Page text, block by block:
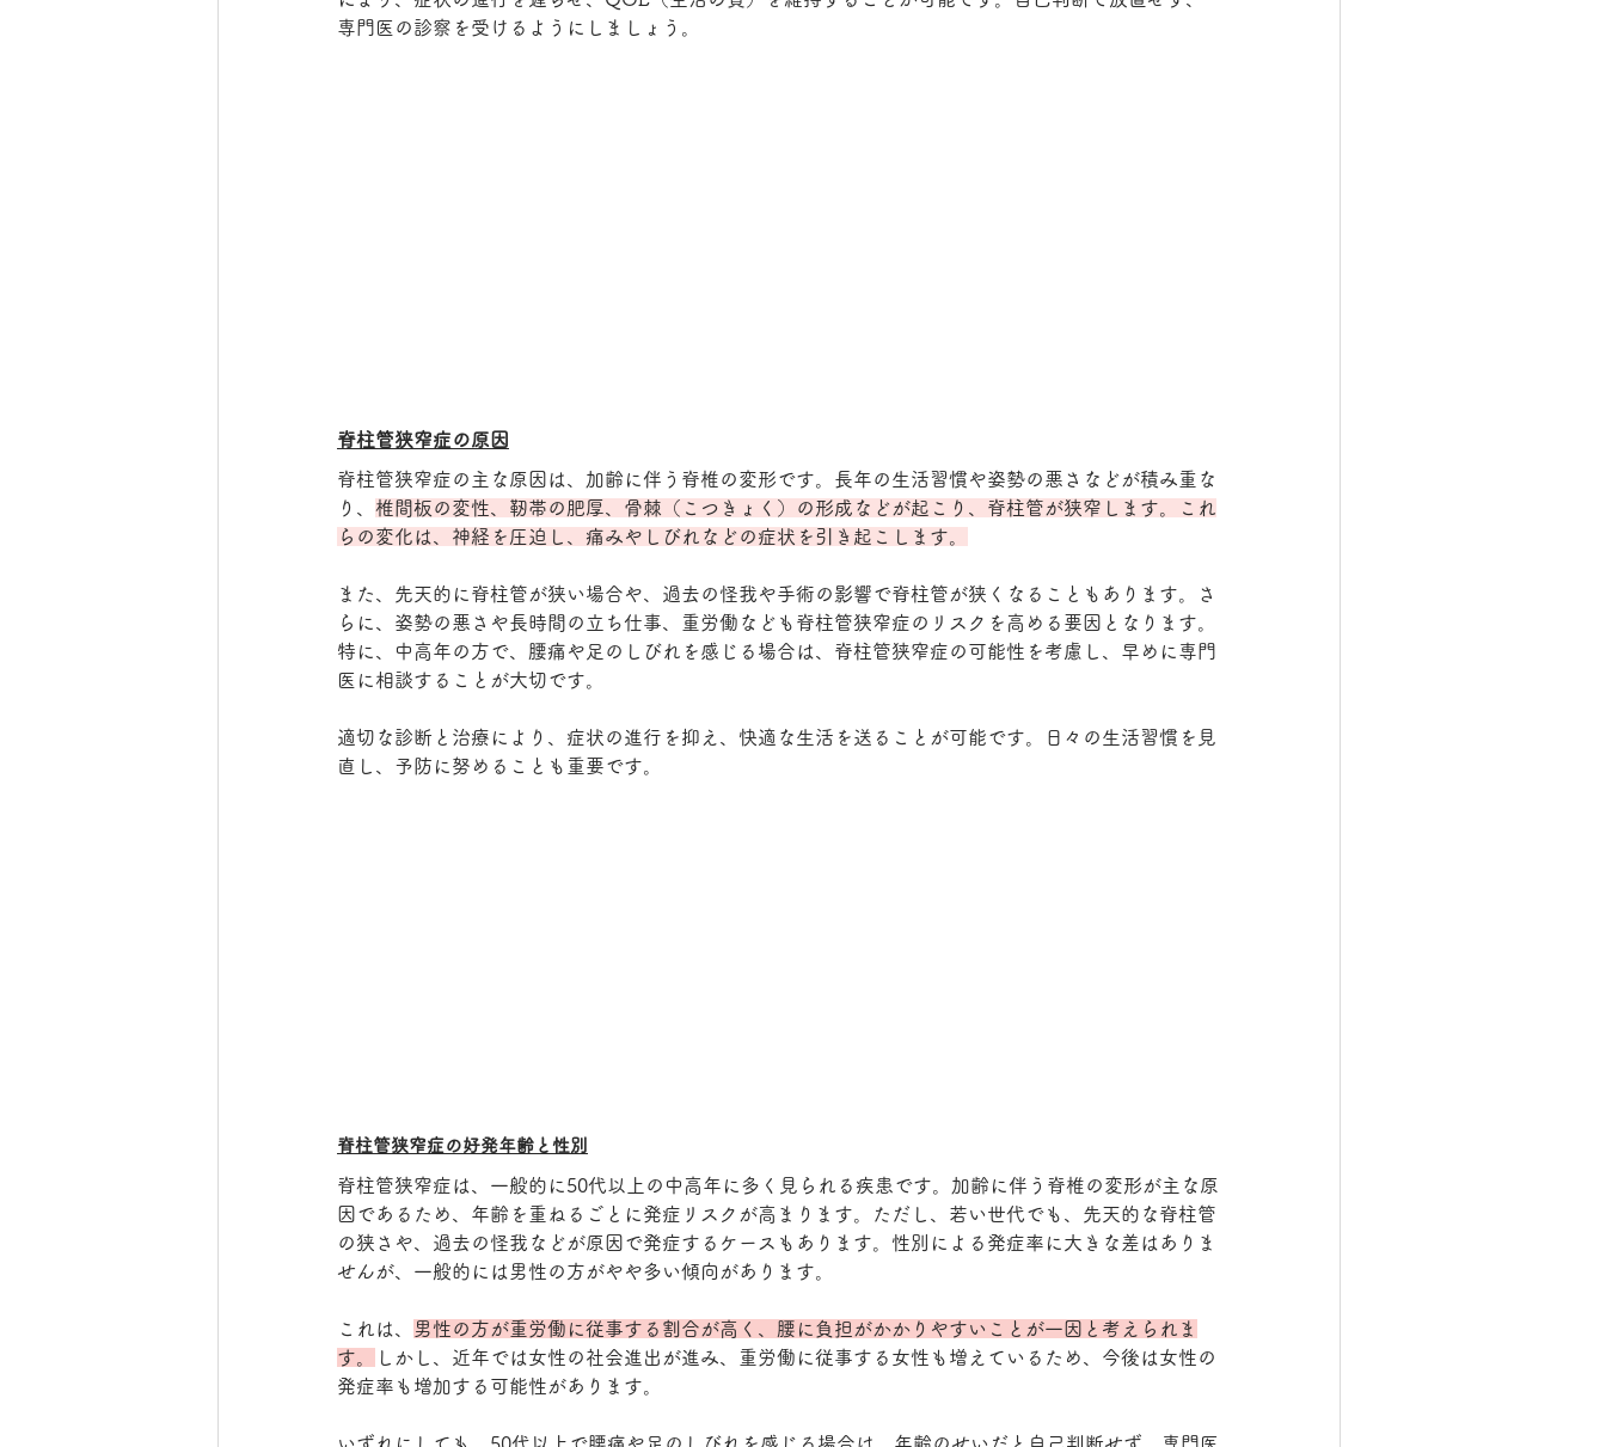
専門医の診察を受けるようにしましょう。
脊柱管狭窄症の原因
脊柱管狭窄症の主な原因は、加齢に伴う脊椎の変形です。長年の生活習慣や姿勢の悪さなどが積み重な
り、 椎間板の変性、靭帯の肥厚、骨棘（こつきょく）の形成などが起こり、脊柱管が狭窄します。これ
らの変化は、神経を圧迫し、痛みやしびれなどの症状を引き起こします。
また、先天的に脊柱管が狭い場合や、過去の怪我や手術の影響で脊柱管が狭くなることもあります。さ
らに、姿勢の悪さや長時間の立ち仕事、重労働なども脊柱管狭窄症のリスクを高める要因となります。
特に、中高年の方で、腰痛や足のしびれを感じる場合は、脊柱管狭窄症の可能性を考慮し、早めに専門
医に相談することが大切です。
適切な診断と治療により、症状の進行を抑え、快適な生活を送ることが可能です。日々の生活習慣を見
直し、予防に努めることも重要です。
脊柱管狭窄症の好発年齢と性別
脊柱管狭窄症は、一般的に50代以上の中高年に多く見られる疾患です。加齢に伴う脊椎の変形が主な原
因であるため、年齢を重ねるごとに発症リスクが高まります。ただし、若い世代でも、先天的な脊柱管
の狭さや、過去の怪我などが原因で発症するケースもあります。性別による発症率に大きな差はありま
せんが、一般的には男性の方がやや多い傾向があります。
これは、
男性の方が重労働に従事する割合が高く、腰に負担がかかりやすいことが一因と考えられま
す。
しかし、近年では女性の社会進出が進み、重労働に従事する女性も増えているため、今後は女性の
発症率も増加する可能性があります。